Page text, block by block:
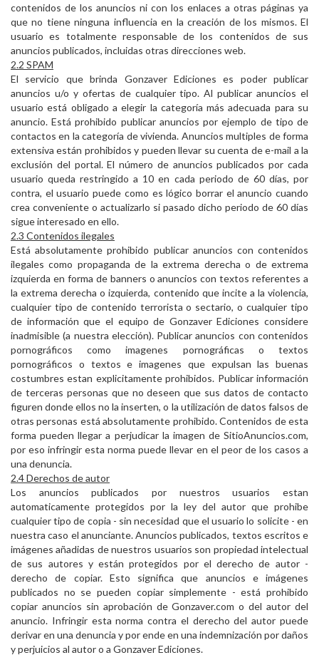
contenidos de los anuncios ni con los enlaces a otras páginas ya
que no tiene ninguna influencia en la creación de los mismos. El
usuario es totalmente responsable de los contenidos de sus
anuncios publicados, incluidas otras direcciones web.
2.2 SPAM
El servicio que brinda Gonzaver Ediciones es poder publicar
anuncios u/o y ofertas de cualquier tipo. Al publicar anuncios el
usuario está obligado a elegir la categoría más adecuada para su
anuncio. Está prohibido publicar anuncios por ejemplo de tipo de
contactos en la categoría de vivienda. Anuncios multiples de forma
extensiva están prohibidos y pueden llevar su cuenta de e-mail a la
exclusión del portal. El número de anuncios publicados por cada
usuario queda restringido a 10 en cada periodo de 60 días, por
contra, el usuario puede como es lógico borrar el anuncio cuando
crea conveniente o actualizarlo si pasado dicho periodo de 60 días
sigue interesado en ello.
2.3 Contenidos ilegales
Está absolutamente prohibido publicar anuncios con contenidos
ilegales como propaganda de la extrema derecha o de extrema
izquierda en forma de banners o anuncios con textos referentes a
la extrema derecha o izquierda, contenido que incite a la violencia,
cualquier tipo de contenido terrorista o sectario, o cualquier tipo
de información que el equipo de Gonzaver Ediciones considere
inadmisible (a nuestra elección). Publicar anuncios con contenidos
pornográficos como imagenes pornográficas o textos
pornográficos o textos e imagenes que expulsan las buenas
costumbres estan explicitamente prohibidos. Publicar información
de terceras personas que no deseen que sus datos de contacto
figuren donde ellos no la inserten, o la utilización de datos falsos de
otras personas está absolutamente prohibido. Contenidos de esta
forma pueden llegar a perjudicar la imagen de SitioAnuncios.com,
por eso infringir esta norma puede llevar en el peor de los casos a
una denuncia.
2.4 Derechos de autor
Los anuncios publicados por nuestros usuarios estan
automaticamente protegidos por la ley del autor que prohibe
cualquier tipo de copia - sin necesidad que el usuario lo solicite - en
nuestra caso el anunciante. Anuncios publicados, textos escritos e
imágenes añadidas de nuestros usuarios son propiedad intelectual
de sus autores y están protegidos por el derecho de autor -
derecho de copiar. Esto significa que anuncios e imágenes
publicados no se pueden copiar simplemente - está prohibido
copiar anuncios sin aprobación de Gonzaver.com o del autor del
anuncio. Infringir esta norma contra el derecho del autor puede
derivar en una denuncia y por ende en una indemnización por daños
y perjuicios al autor o a Gonzaver Ediciones.